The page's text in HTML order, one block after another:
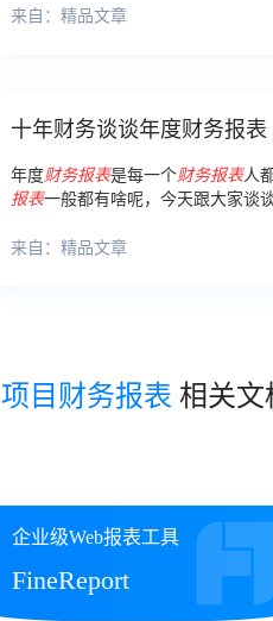
来自：精品文章
十年财务谈谈年度财务报表
年度财务报表是每一个财务报表人
报表一般都有啥呢，今天跟大家谈
果的 财务报表。
来自：精品文章
项目财务报表 相关文
企业级Web报表工具
FineReport